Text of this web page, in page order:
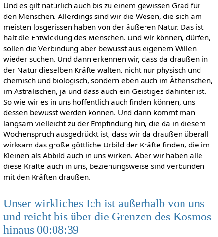
Und es gilt natürlich auch bis zu einem gewissen Grad für
den Menschen. Allerdings sind wir die Wesen, die sich am
meisten losgerissen haben von der äußeren Natur. Das ist
halt die Entwicklung des Menschen. Und wir können, dürfen,
sollen die Verbindung aber bewusst aus eigenem Willen
wieder suchen. Und dann erkennen wir, dass da draußen in
der Natur dieselben Kräfte walten, nicht nur physisch und
chemisch und biologisch, sondern eben auch im Ätherischen,
im Astralischen, ja und dass auch ein Geistiges dahinter ist.
So wie wir es in uns hoffentlich auch finden können, uns
dessen bewusst werden können. Und dann kommt man
langsam vielleicht zu der Empfindung hin, die da in diesem
Wochenspruch ausgedrückt ist, dass wir da draußen überall
wirksam das große göttliche Urbild der Kräfte finden, die im
Kleinen als Abbild auch in uns wirken. Aber wir haben alle
diese Kräfte auch in uns, beziehungsweise sind verbunden
mit den Kräften draußen.
Unser wirkliches Ich ist außerhalb von uns
und reicht bis über die Grenzen des Kosmos
hinaus 00:08:39